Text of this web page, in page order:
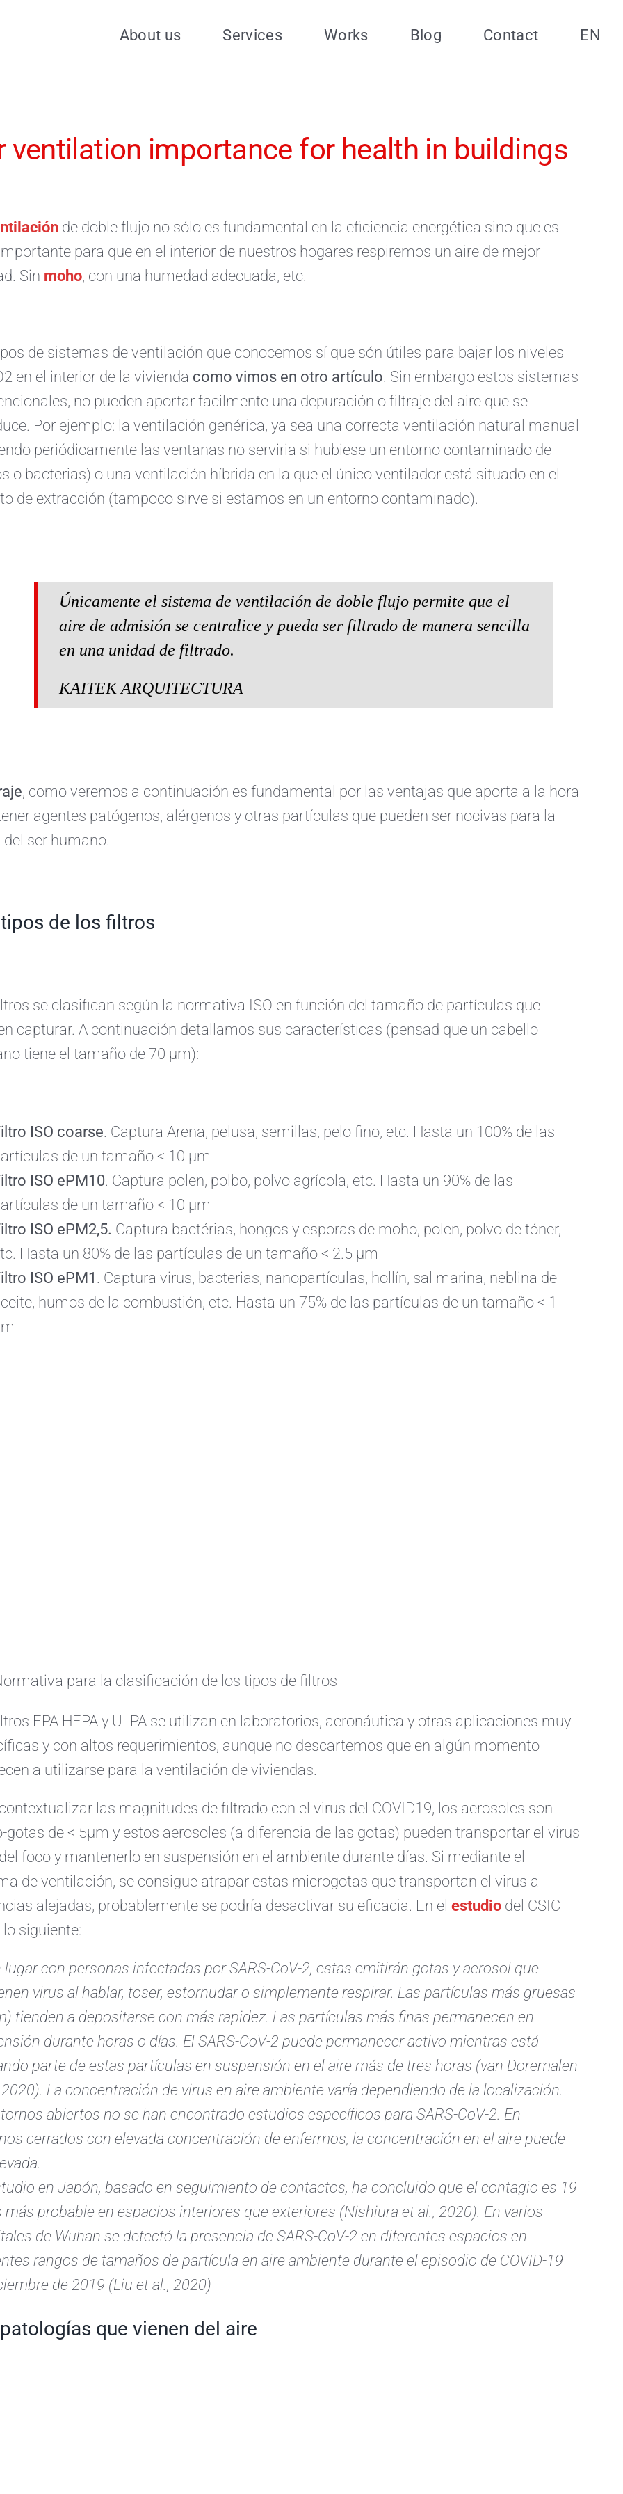
About us Services Works Blog Contact EN
ventilation importance for health in buildings
de doble flujo no sólo es fundamental en la eficiencia energética sino que es
para que en el interior de nuestros hogares respiremos un aire de mejor
Sin moho, con una humedad adecuada, etc.
de sistemas de ventilación que conocemos sí que són útiles para bajar los niveles
en el interior de la vivienda como vimos en otro artículo. Sin embargo estos sistemas
no pueden aportar facilmente una depuración o filtraje del aire que se
Por ejemplo: la ventilación genérica, ya sea una correcta ventilación natural manual
periódicamente las ventanas no serviria si hubiese un entorno contaminado de
o bacterias) o una ventilación híbrida en la que el único ventilador está situado en el
de extracción (tampoco sirve si estamos en un entorno contaminado).
Únicamente el sistema de ventilación de doble flujopermite que el
aire de admisión se centralice y pueda ser filtrado de manera sencilla
en una unidad de filtrado.
KAITEK ARQUITECTURA
, como veremos a continuación es fundamental por las ventajas que aporta a la hora
agentes patógenos, alérgenos y otras partículas que pueden ser nocivas para la
del ser humano.
de los filtros
se clasifican según la normativa ISO en función del tamaño de partículas que
capturar. A continuación detallamos sus características (pensad que un cabello
tiene el tamaño de 70 µm):
ISO coarse. Captura Arena, pelusa, semillas, pelo fino, etc. Hasta un 100% de las
de un tamaño < 10 µm
ISO ePM10. Captura polen, polbo, polvo agrícola, etc. Hasta un 90% de las
de un tamaño < 10 µm
ISO ePM2,5. Captura bactérias, hongos y esporas de moho, polen, polvo de tóner,
Hasta un 80% de las partículas de un tamaño < 2.5 µm
ISO ePM1. Captura virus, bacterias, nanopartículas, hollín, sal marina, neblina de
humos de la combustión, etc. Hasta un 75% de las partículas de un tamaño < 1
para la clasificación de los tipos de filtros
EPA HEPA y ULPA se utilizan en laboratorios, aeronáutica y otras aplicaciones muy
y con altos requerimientos, aunque no descartemos que en algún momento
a utilizarse para la ventilación de viviendas.
las magnitudes de filtrado con el virus del COVID19, los aerosoles son
gotas de < 5µm y estos aerosoles (a diferencia de las gotas) pueden transportar el virus
foco y mantenerlo en suspensión en el ambiente durante días. Si mediante el
de ventilación, se consigue atrapar estas microgotas que transportan el virus a
alejadas, probablemente se podría desactivar su eficacia. En el estudiodel CSIC
siguiente:
lugar con personas infectadas por SARS-CoV-2, estas emitirán gotas y aerosol que
virus al hablar, toser, estornudar o simplemente respirar. Las partículas más gruesas
tienden a depositarse con más rapidez. Las partículas más finas permanecen en
durante horas o días. El SARS-CoV-2 puede permanecer activo mientras está
parte de estas partículas en suspensión en el aire más de tres horas (van Doremalen
La concentración de virus en aire ambiente varía dependiendo de la localización.
abiertos no se han encontrado estudios específicos para SARS-CoV-2. En
cerrados con elevada concentración de enfermos, la concentración en el aire puede
en Japón, basado en seguimiento de contactos, ha concluido que el contagio es 19
más probable en espacios interiores que exteriores (Nishiura et al., 2020). En varios
de Wuhan se detectó la presencia de SARS-CoV-2 en diferentes espacios en
rangos de tamaños de partícula en aire ambiente durante el episodio de COVID-19
de 2019 (Liu et al., 2020)
que vienen del aire